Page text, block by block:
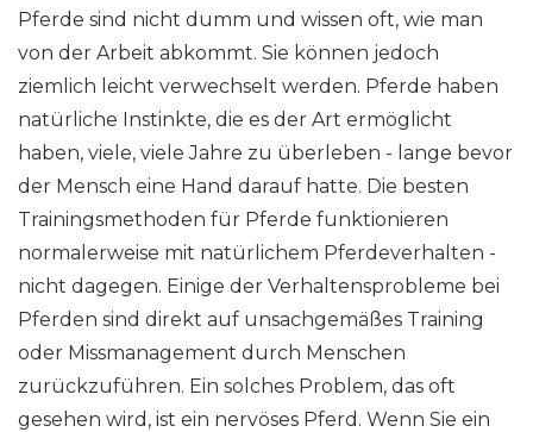
Pferde sind nicht dumm und wissen oft, wie man
von der Arbeit abkommt. Sie können jedoch
ziemlich leicht verwechselt werden. Pferde haben
natürliche Instinkte, die es der Art ermöglicht
haben, viele, viele Jahre zu überleben - lange bevor
der Mensch eine Hand darauf hatte. Die besten
Trainingsmethoden für Pferde funktionieren
normalerweise mit natürlichem Pferdeverhalten -
nicht dagegen. Einige der Verhaltensprobleme bei
Pferden sind direkt auf unsachgemäßes Training
oder Missmanagement durch Menschen
zurückzuführen. Ein solches Problem, das oft
gesehen wird, ist ein nervöses Pferd. Wenn Sie ein